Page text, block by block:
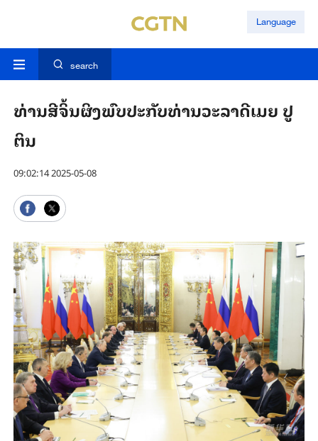
Language
search
ທ່ານ​ສີ​ຈິ້ນ​ຜິງ​ພົບ​ປະ​ກັບ​ທ່ານ​ວະ​ລາ​ດີ​ເມຍ ປູ​
ຕິນ
09:02:14 2025-05-08